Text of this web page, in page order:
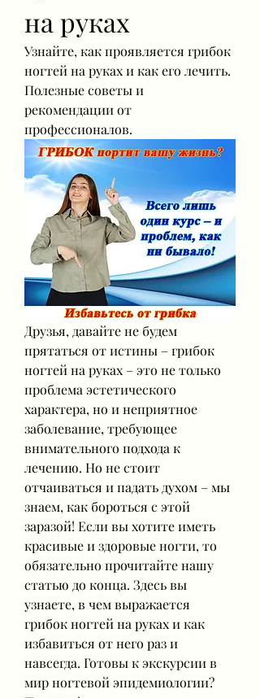
на руках
Узнайте, как проявляется грибок
ногтей на руках и как его лечить.
Полезные советы и
рекомендации от
профессионалов.
Друзья, давайте не будем
прятаться от истины – грибок
ногтей на руках – это не только
проблема эстетического
характера, но и неприятное
заболевание, требующее
внимательного подхода к
лечению. Но не стоит
отчаиваться и падать духом – мы
знаем, как бороться с этой
заразой! Если вы хотите иметь
красивые и здоровые ногти, то
обязательно прочитайте нашу
статью до конца. Здесь вы
узнаете, в чем выражается
грибок ногтей на руках и как
избавиться от него раз и
навсегда. Готовы к экскурсии в
мир ногтевой эпидемиологии?